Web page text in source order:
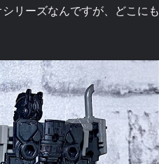
リーズなんですが、どこにも